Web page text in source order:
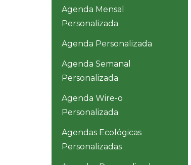
Agenda Mensal
Personalizada
Agenda Personalizada
Agenda Semanal
Personalizada
Agenda Wire-o
Personalizada
Agendas Ecológicas
Personalizadas